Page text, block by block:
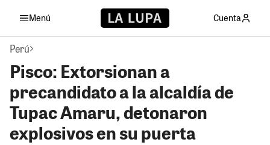
Menú Cuenta
Perú
Pisco: Extorsionan a
precandidato a la alcaldía de
Tupac Amaru, detonaron
explosivos en su puerta